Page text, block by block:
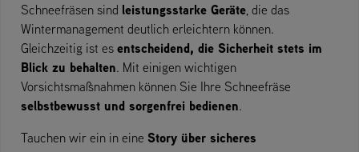
Schneefräsen sind leistungsstarke Geräte, die das
Wintermanagement deutlich erleichtern können.
Gleichzeitig ist es entscheidend, die Sicherheit stets im
Blick zu behalten. Mit einigen wichtigen
Vorsichtsmaßnahmen können Sie Ihre Schneefräse
selbstbewusst und sorgenfrei bedienen.
Tauchen wir ein in eine Story über sicheres